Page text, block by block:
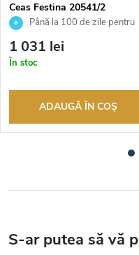
Ceas Festina 20541/2
Până la 100 de zile pentru
returnarea bunurilor. Vânzător
autorizat
1 031 lei
În stoc
ADAUGĂ ÎN COŞ